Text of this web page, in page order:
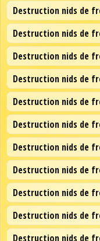
Destruction nids de
Destruction nids de
Destruction nids de
Destruction nids de
Destruction nids de
Destruction nids de
Destruction nids de
Destruction nids de
Destruction nids de
Destruction nids de
Destruction nids de